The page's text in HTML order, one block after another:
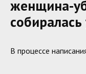
женщина-
В процессе